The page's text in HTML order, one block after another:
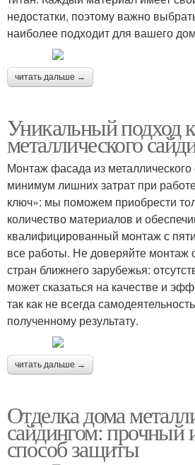
недостатки, поэтому важно
наиболее подходит для вашего
читать дальше →
Уникальный подход
металлического
Монтаж фасада из металлического
минимум лишних затрат при
ключ»: мы поможем приобрести
количество материалов и
квалифицированный монтаж с
все работы. Не доверяйте монтаж
стран ближнего зарубежья:
может сказаться на качестве и
так как не всегда
полученному результату.
читать дальше →
Отделка дома
сайдингом: прочный
способ защиты